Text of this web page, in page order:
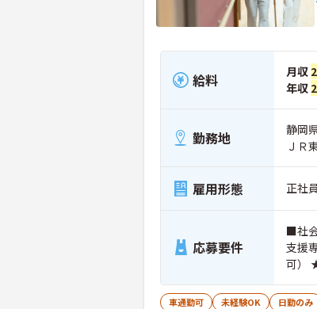
給料 月収
年収
勤務地
静岡
ＪＲ
雇用形態 正社
応募要件
■社
支援
車通勤可 未経験OK 日勤のみ